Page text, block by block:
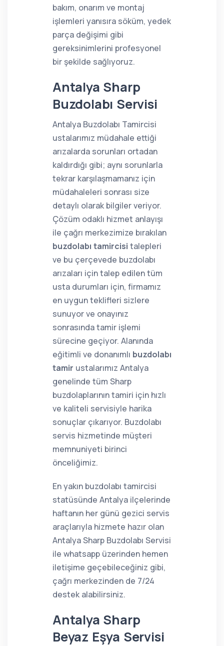
bakım, onarım ve montaj
işlemleri yanısıra söküm, yedek
parça değişimi gibi
gereksinimlerini profesyonel
bir şekilde sağlıyoruz.
Antalya Sharp
Buzdolabı Servisi
Antalya Buzdolabı Tamircisi
ustalarımız müdahale ettiği
arızalarda sorunları ortadan
kaldırdığı gibi; aynı sorunlarla
tekrar karşılaşmamanız için
müdahaleleri sonrası size
detaylı olarak bilgiler veriyor.
Çözüm odaklı hizmet anlayışı
ile çağrı merkezimize bırakılan
buzdolabı tamircisi talepleri
ve bu çerçevede buzdolabı
arızaları için talep edilen tüm
usta durumları için, firmamız
en uygun teklifleri sizlere
sunuyor ve onayınız
sonrasında tamir işlemi
sürecine geçiyor. Alanında
eğitimli ve donanımlı buzdolabı
tamir ustalarımız Antalya
genelinde tüm Sharp
buzdolaplarının tamiri için hızlı
ve kaliteli servisiyle harika
sonuçlar çıkarıyor. Buzdolabı
servis hizmetinde müşteri
memnuniyeti birinci
önceliğimiz.
En yakın buzdolabı tamircisi
statüsünde Antalya ilçelerinde
haftanın her günü gezici servis
araçlarıyla hizmete hazır olan
Antalya Sharp Buzdolabı Servisi
ile whatsapp üzerinden hemen
iletişime geçebileceğiniz gibi,
çağrı merkezinden de 7/24
destek alabilirsiniz.
Antalya Sharp
Beyaz Eşya Servisi